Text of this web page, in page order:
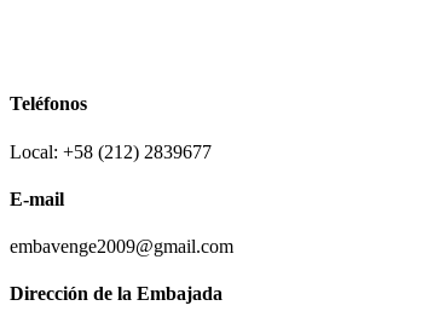
Teléfonos
Local: +58 (212) 2839677
E-mail
embavenge2009@gmail.com
Dirección de la Embajada